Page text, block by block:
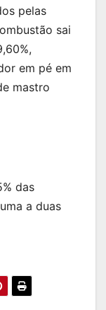
pelas
sai
em pé em
mastro
das
a duas